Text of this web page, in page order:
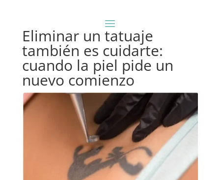
Eliminar un tatuaje
también es cuidarte:
cuando la piel pide un
nuevo comienzo